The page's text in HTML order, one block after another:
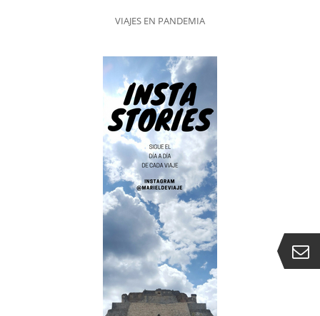
VIAJES EN PANDEMIA